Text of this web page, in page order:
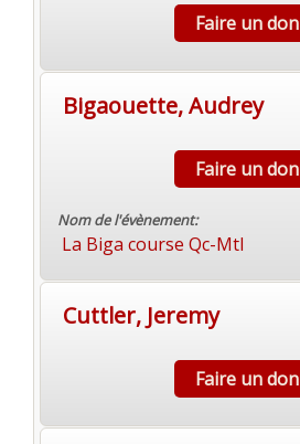
Faire un don
Bigaouette, Audrey
Faire un don
Nom de l'évènement:
La Biga course Qc-Mtl
Cuttler, Jeremy
Faire un don